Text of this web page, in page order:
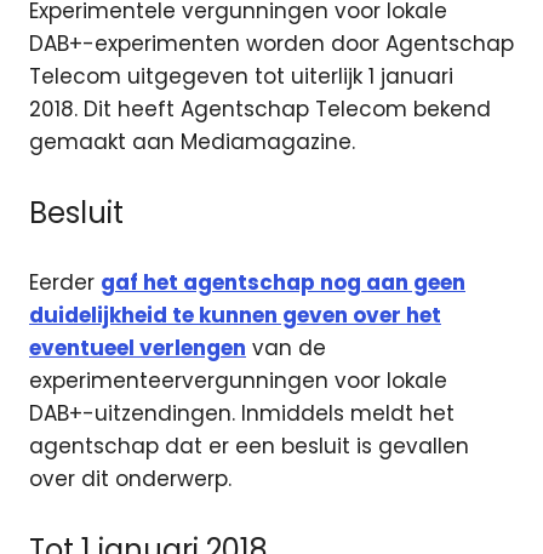
Experimentele vergunningen voor lokale
DAB+-experimenten worden door Agentschap
Telecom uitgegeven tot uiterlijk 1 januari
2018. Dit heeft Agentschap Telecom bekend
gemaakt aan Mediamagazine.
Besluit
Eerder gaf het agentschap nog aan geen
duidelijkheid te kunnen geven over het
eventueel verlengen van de
experimenteervergunningen voor lokale
DAB+-uitzendingen. Inmiddels meldt het
agentschap dat er een besluit is gevallen
over dit onderwerp.